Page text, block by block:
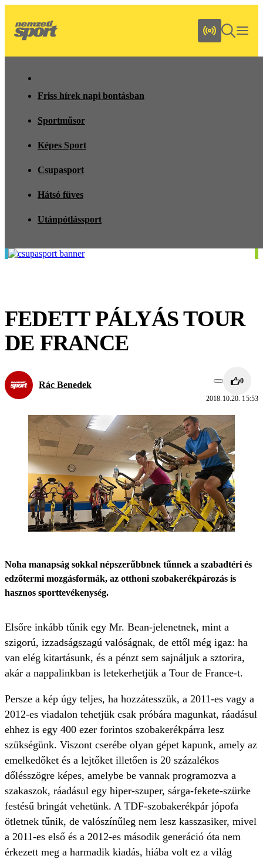
Friss hírek napi bontásban
Sportműsor
Képes Sport
Csupasport
Hátsó füves
Utánpótlássport
FEDETT PÁLYÁS TOUR
DE FRANCE
Rác Benedek 0
2018.10.20. 15:53
Noha manapság sokkal népszerűbbnek tűnnek a szabadtéri és
edzőtermi mozgásformák, az otthoni szobakerékpározás is
hasznos sporttevékenység.
Elsőre inkább tűnik egy Mr. Bean-jelenetnek, mint a
szigorú, izzadságszagú valóságnak, de ettől még igaz: ha
van elég kitartásunk, és a pénzt sem sajnáljuk a sztorira,
akár a nappalinkban is letekerhetjük a Tour de France-t.
Persze a kép úgy teljes, ha hozzátesszük, a 2011-es vagy a
2012-es viadalon tehetjük csak próbára magunkat, ráadásul
ehhez is egy 400 ezer forintos szobakerékpárra lesz
szükségünk. Viszont cserébe olyan gépet kapunk, amely az
emelkedőket és a lejtőket illetően is 20 százalékos
dőlésszögre képes, amelybe be vannak programozva a
szakaszok, ráadásul egy hiper-szuper, sárga-fekete-szürke
festésű bringát vehetünk. A TDF-szobakerékpár jópofa
ötletnek tűnik, de valószínűleg nem lesz kasszasiker, mivel
a 2011-es első és a 2012-es második generáció óta nem
érkezett meg a harmadik kiadás, hiába volt ez a világ